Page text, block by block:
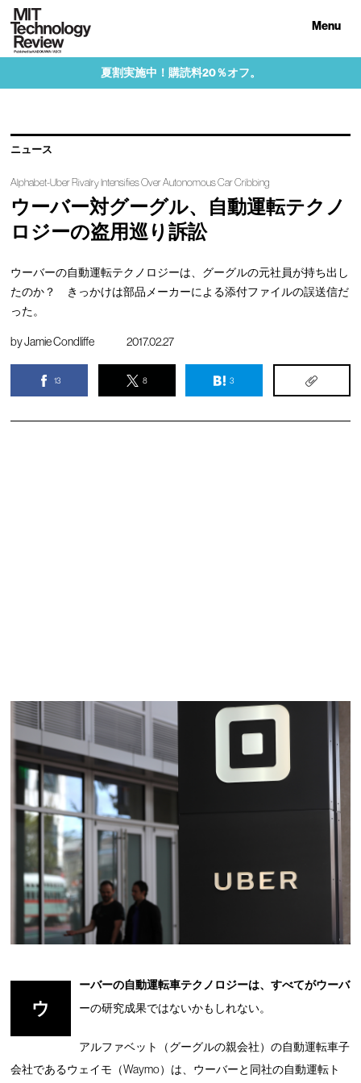
Menu
夏割実施中！購読料20％オフ。
ニュース
Alphabet-Uber Rivalry Intensifies Over Autonomous Car Cribbing
ウーバー対グーグル、自動運転テクノ
ロジーの盗用巡り訴訟
ウーバーの自動運転テクノロジーは、グーグルの元社員が持ち出し
たのか？ きっかけは部品メーカーによる添付ファイルの誤送信だ
った。
byJamie Condliffe 2017.02.27
13 8 3
ウ
ーバーの自動運転車テクノロジーは、すべてがウーバ
ーの研究成果ではないかもしれない。
アルファベット（グーグルの親会社）の自動運転車子
会社であるウェイモ（Waymo）は、ウーバーと同社の自動運転ト